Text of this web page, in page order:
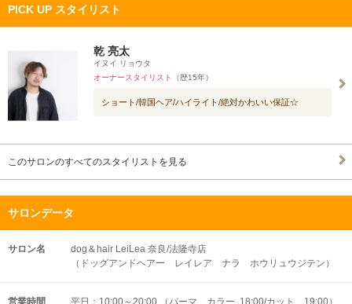
PICK UP スタイリスト
乾 亮太
イヌイ リョウタ
オーナースタイリスト
（歴15年）
ショート/韓国ヘア/ハイライト/絶対かわいい保証☆
このサロンのすべてのスタイリストを見る
サロンデータ
サロン名
dog＆hair LeiLea 奈良/法隆寺店
（ドッグアンドヘアー レイレア ナラ ホウリュウジテン）
営業時間 平日：10:00～20:00 （パーマ、カラー 18:00/カット 19:00）